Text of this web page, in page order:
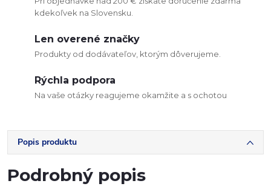
kdekoľvek na Slovensku.
Len overené značky
Produkty od dodávateľov, ktorým dôverujeme.
Rýchla podpora
Na vaše otázky reagujeme okamžite a s ochotou
Popis produktu
Podrobný popis